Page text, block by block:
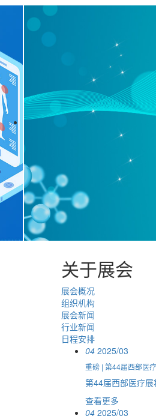
关于展会
展会概况
组织机构
展会新闻
行业新闻
日程安排
04 2025/03
重磅 | 第44届西部医
第44届西部医疗
查看更多
04 2025/03